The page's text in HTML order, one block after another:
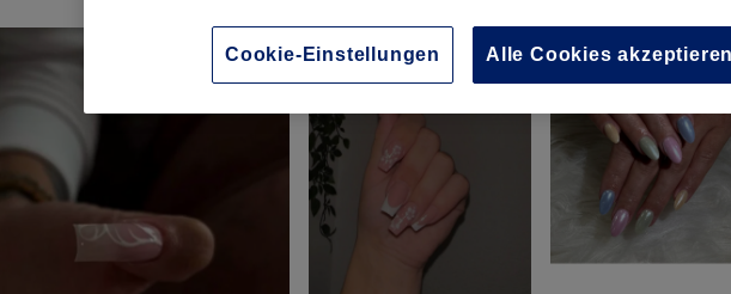
Cookie-Einstellungen Alle Cookies